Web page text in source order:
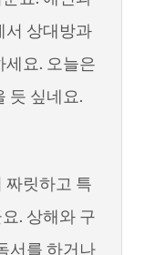
서 상대방과
세요. 오늘은
듯 싶네요.
짜릿하고 특
. 상해와 구
서를 하거나